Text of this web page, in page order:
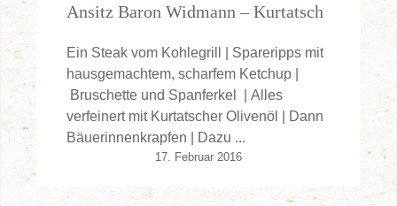
Ansitz Baron Widmann – Kurtatsch
Ein Steak vom Kohlegrill | Spareripps mit
hausgemachtem, scharfem Ketchup |
Bruschette und Spanferkel | Alles
verfeinert mit Kurtatscher Olivenöl | Dann
Bäuerinnenkrapfen | Dazu ...
17. Februar 2016